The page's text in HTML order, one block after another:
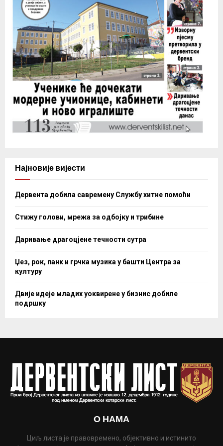
Најновије вијести
Дервента добила савремену Службу хитне помоћи
Стижу голови, мрежа за одбојку и трибине
Даривање драгоцјене течности сутра
Џез, рок, панк и грчка музика у башти Центра за
културу
Двије идеје младих уоквирене у бизнис добиле
подршку
О НАМА
Циљ листа је правовремено, објективно и истинито